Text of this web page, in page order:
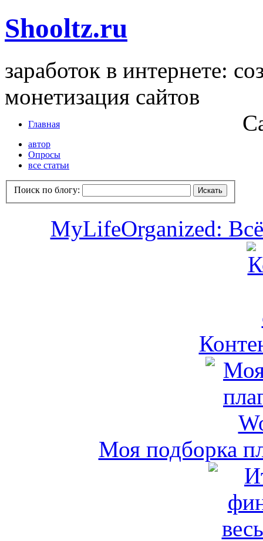
Shooltz.ru
заработок в интернете:
монетизация сайтов
Главная
автор
Опросы
все статьи
Поиск по блогу:
MyLifeOrganized:
Моя подборка